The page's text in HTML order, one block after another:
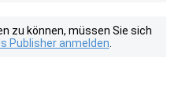
zu können, müssen Sie sich
Publisher anmelden